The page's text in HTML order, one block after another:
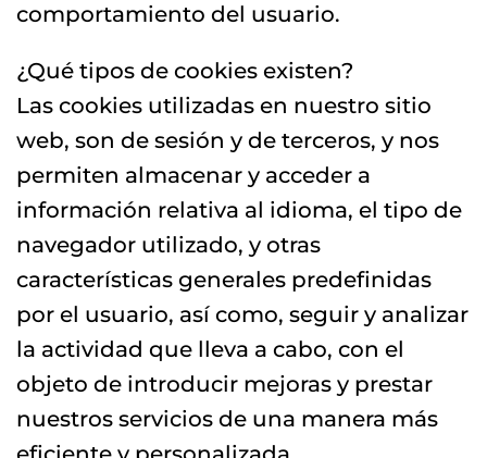
comportamiento del usuario.
¿Qué tipos de cookies existen?
Las cookies utilizadas en nuestro sitio
web, son de sesión y de terceros, y nos
permiten almacenar y acceder a
información relativa al idioma, el tipo de
navegador utilizado, y otras
características generales predefinidas
por el usuario, así como, seguir y analizar
la actividad que lleva a cabo, con el
objeto de introducir mejoras y prestar
nuestros servicios de una manera más